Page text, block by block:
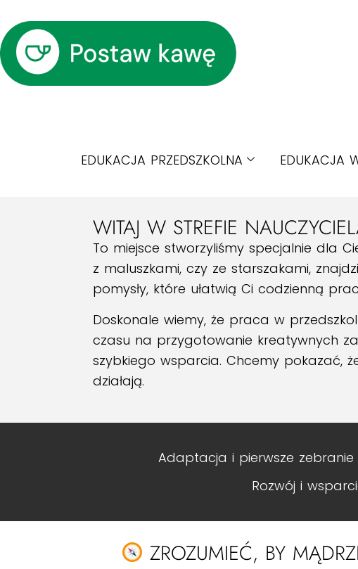
EDUKACJA PRZEDSZKOLNA EDUKACJA
WITAJ W STREFIE
To miejsce stworzyliśmy specjalnie dla
z maluszkami, czy ze starszakami,
pomysły, które ułatwią Ci codzienną
Doskonale wiemy, że praca w
czasu na przygotowanie kreatywnych
szybkiego wsparcia. Chcemy pokazać,
działają.
Adaptacja i pierwsze zebranie
Rozwój i
ZROZUMIEĆ, BY